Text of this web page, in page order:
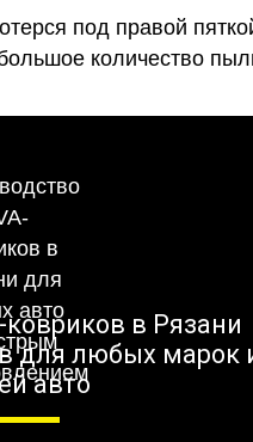
под правой
количество
в Рязани
для любых марок
авто